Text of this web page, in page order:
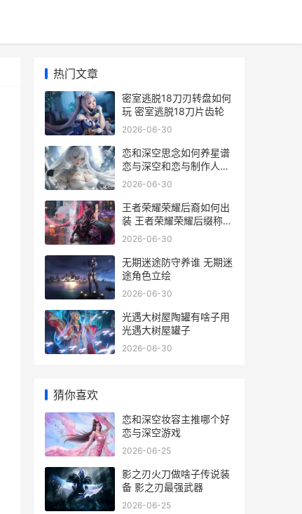
热门文章
密室逃脱18刀刃转盘如何
玩 密室逃脱18刀片齿轮
2026-06-30
恋和深空思念如何养星谱
恋与深空和恋与制作人是
一个吗
2026-06-30
王者荣耀荣耀后裔如何出
装 王者荣耀荣耀后缀称号
有哪些
2026-06-30
无期迷途防守养谁 无期迷
途角色立绘
2026-06-30
光遇大树屋陶罐有啥子用
光遇大树屋罐子
2026-06-30
猜你喜欢
恋和深空妆容主推哪个好
恋与深空游戏
2026-06-25
影之刃火刀做啥子传说装
备 影之刃最强武器
2026-06-25